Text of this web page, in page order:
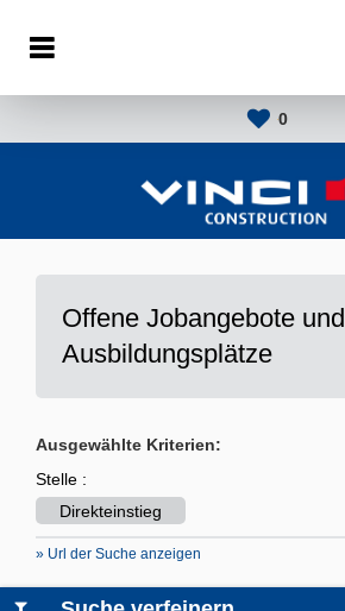
0
Offene Jobangebote und
Ausbildungsplätze
Ausgewählte Kriterien:
Stelle :
Direkteinstieg
» Url der Suche anzeigen